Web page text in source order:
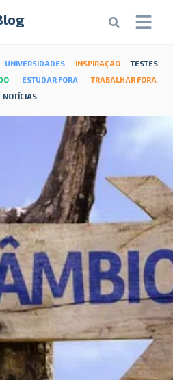
UNIVERSIDADES INSPIRAÇÃO
TESTES
ESTUDAR FORA
TRABALHAR FORA
NOTÍCIAS